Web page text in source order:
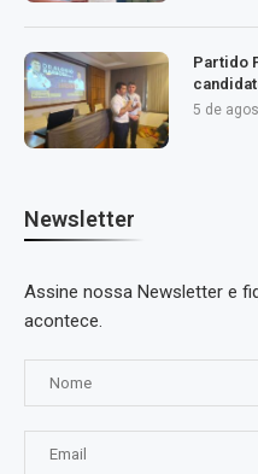
Partido
5 de
Newsletter
Assine nossa Newsletter e
acontece.